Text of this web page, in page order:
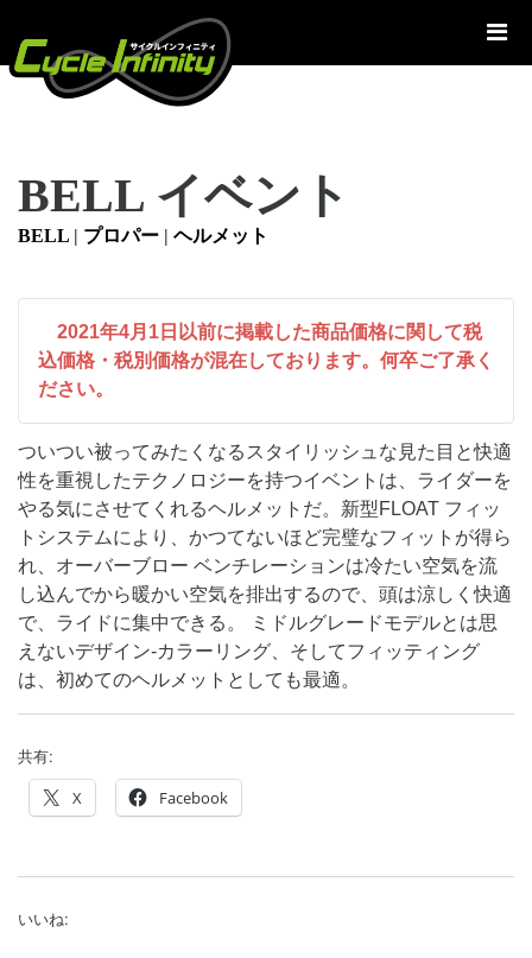
テ
BELL イベント
BELL | プロパー | ヘルメット
2021年4月1日以前に掲載した商品価格に関して税
込価格・税別価格が混在しております。何卒ご了承く
ださい。
ついつい被ってみたくなるスタイリッシュな見た目と快適
性を重視したテクノロジーを持つイベントは、ライダーを
やる気にさせてくれるヘルメットだ。新型FLOAT フィッ
トシステムにより、かつてないほど完璧なフィットが得ら
れ、オーバーブロー ベンチレーションは冷たい空気を流
し込んでから暖かい空気を排出するので、頭は涼しく快適
で、ライドに集中できる。 ミドルグレードモデルとは思
えないデザイン-カラーリング、そしてフィッティング
は、初めてのヘルメットとしても最適。
共有:
X Facebook
いいね: